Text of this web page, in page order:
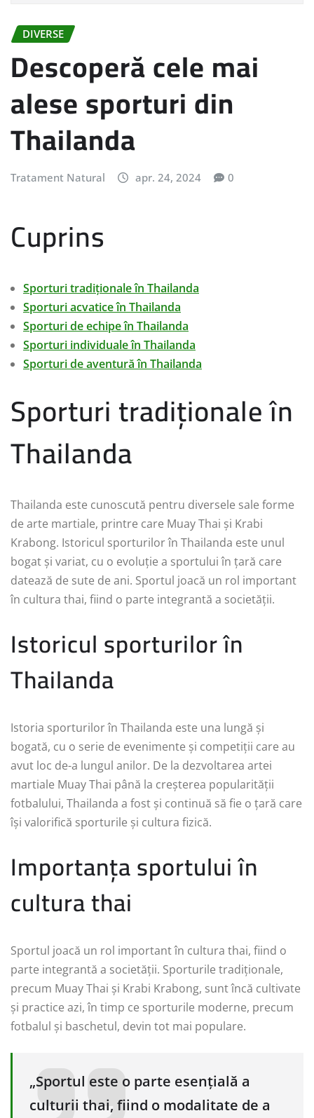
DIVERSE
Descoperă cele mai
alese sporturi din
Thailanda
Tratament Natural apr. 24, 2024 0
Cuprins
Sporturi tradiționale în Thailanda
Sporturi acvatice în Thailanda
Sporturi de echipe în Thailanda
Sporturi individuale în Thailanda
Sporturi de aventură în Thailanda
Sporturi tradiționale în
Thailanda
Thailanda este cunoscută pentru diversele sale forme
de arte martiale, printre care Muay Thai și Krabi
Krabong. Istoricul sporturilor în Thailanda este unul
bogat și variat, cu o evoluție a sportului în țară care
datează de sute de ani. Sportul joacă un rol important
în cultura thai, fiind o parte integrantă a societății.
Istoricul sporturilor în
Thailanda
Istoria sporturilor în Thailanda este una lungă și
bogată, cu o serie de evenimente și competiții care au
avut loc de-a lungul anilor. De la dezvoltarea artei
martiale Muay Thai până la creșterea popularității
fotbalului, Thailanda a fost și continuă să fie o țară care
își valorifică sporturile și cultura fizică.
Importanța sportului în
cultura thai
Sportul joacă un rol important în cultura thai, fiind o
parte integrantă a societății. Sporturile tradiționale,
precum Muay Thai și Krabi Krabong, sunt încă cultivate
și practice azi, în timp ce sporturile moderne, precum
fotbalul și baschetul, devin tot mai populare.
„Sportul este o parte esențială a
culturii thai, fiind o modalitate de a